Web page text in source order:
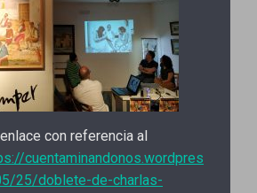
con referencia al
cuentaminandonos.wordpres
25/doblete-de-charlas-